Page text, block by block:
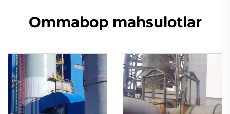
Ommabop mahsulotlar